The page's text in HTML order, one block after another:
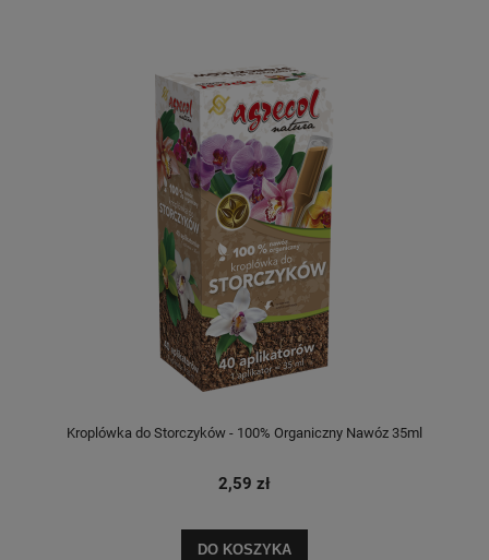
Kroplówka do Storczyków - 100% Organiczny Nawóz 35ml
2,59 zł
DO KOSZYKA